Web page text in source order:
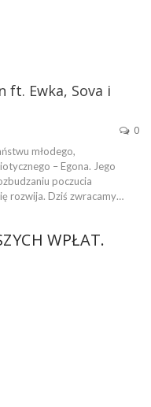
ft. Ewka, Sova i
0
młodego,
– Egona. Jego
poczucia
rozwija. Dziś zwracamy…
WPŁAT.